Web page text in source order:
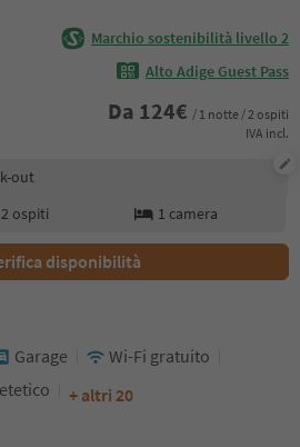
Marchio sostenibilità livello 2
Alto Adige Guest Pass
Da 124€ / 1 notte / 2 ospiti
IVA incl.
out
2 ospiti 1 camera
disponibilità
Garage
Wi-Fi gratuito
+ altri 20